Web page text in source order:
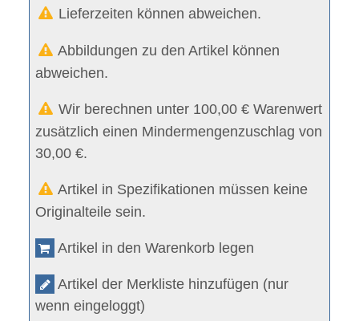
Lieferzeiten können abweichen.
Abbildungen zu den Artikel können
abweichen.
Wir berechnen unter 100,00 € Warenwert
zusätzlich einen Mindermengenzuschlag von
30,00 €.
Artikel in Spezifikationen müssen keine
Originalteile sein.
Artikel in den Warenkorb legen
Artikel der Merkliste hinzufügen (nur
wenn eingeloggt)